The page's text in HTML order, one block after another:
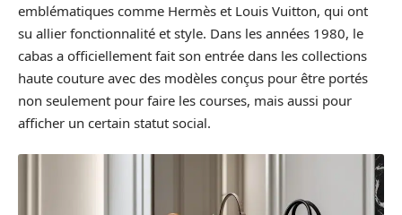
emblématiques comme Hermès et Louis Vuitton, qui ont
su allier fonctionnalité et style. Dans les années 1980, le
cabas a officiellement fait son entrée dans les collections
haute couture avec des modèles conçus pour être portés
non seulement pour faire les courses, mais aussi pour
afficher un certain statut social.